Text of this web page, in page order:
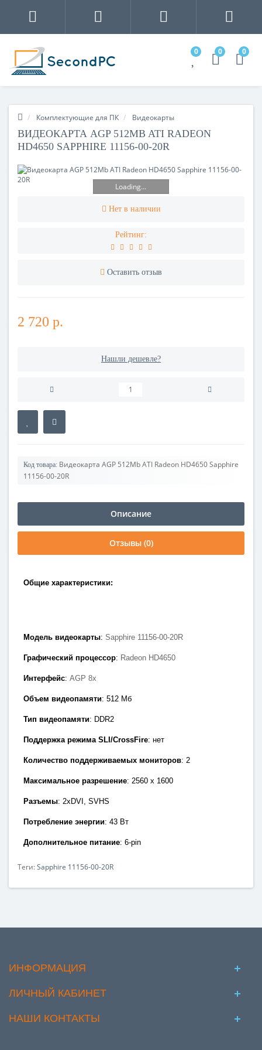
0 0 0
Комплектующие для ПК Видеокарты
ВИДЕОКАРТА AGP 512MB ATI RADEON
HD4650 SAPPHIRE 11156-00-20R
Loading...
Нет в наличии
Рейтинг:
Оставить отзыв
2 720 р.
Нашли дешевле?
Код товара: Видеокарта AGP 512Mb ATI Radeon HD4650 Sapphire
11156-00-20R
Описание
Отзывы (0)
Общие характеристики:
Модель видеокарты: Sapphire 11156-00-20R
Графический процессор: Radeon HD4650
Интерфейс: AGP 8x
Объем видеопамяти: 512 Мб
Тип видеопамяти: DDR2
Поддержка режима SLI/CrossFire: нет
Количество поддерживаемых мониторов: 2
Максимальное разрешение: 2560 х 1600
Разъемы: 2x DVI, SVHS
Потребление энергии: 43 Вт
Дополнительное питание: 6-pin
Теги:Sapphire 11156-00-20R
ИНФОРМАЦИЯ
ЛИЧНЫЙ КАБИНЕТ
НАШИ КОНТАКТЫ